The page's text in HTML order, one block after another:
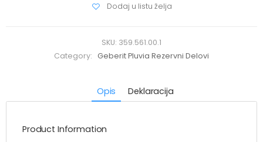
Dodaj u listu želja
SKU: 359.561.00.1
Category:
Geberit Pluvia Rezervni Delovi
Opis Deklaracija
Product Information